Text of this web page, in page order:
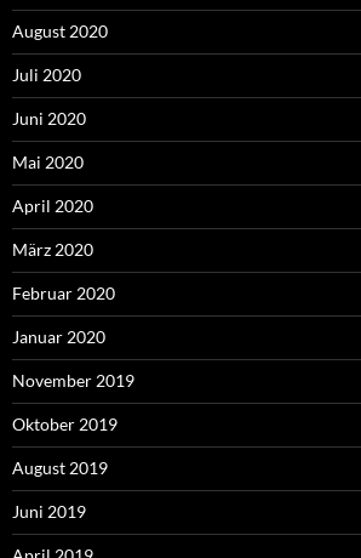
August 2020
Juli 2020
Juni 2020
Mai 2020
April 2020
März 2020
Februar 2020
Januar 2020
November 2019
Oktober 2019
August 2019
Juni 2019